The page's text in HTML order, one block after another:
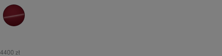
4400 zł